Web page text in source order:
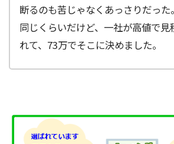
断るのも苦じゃなくあっさりだっ
同じくらいだけど、一社が高値で見
れて、73万でそこに決めました。